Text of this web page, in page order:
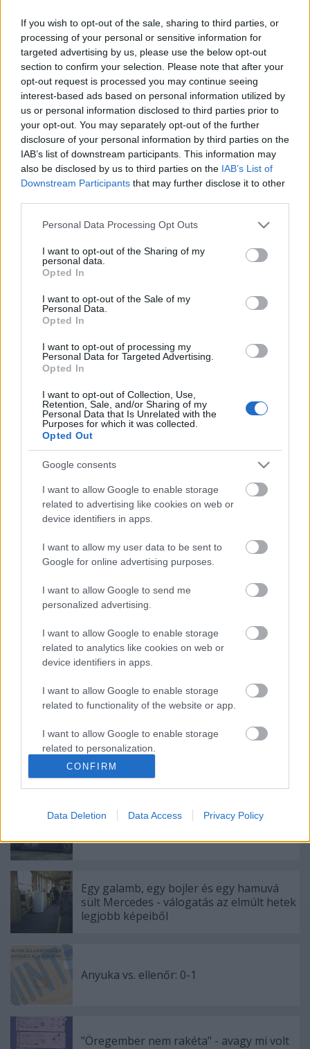
If you wish to opt-out of the sale, sharing to third parties, or
processing of your personal or sensitive information for
targeted advertising by us, please use the below opt-out
section to confirm your selection. Please note that after your
opt-out request is processed you may continue seeing
interest-based ads based on personal information utilized by
us or personal information disclosed to third parties prior to
your opt-out. You may separately opt-out of the further
disclosure of your personal information by third parties on the
IAB’s list of downstream participants. This information may
also be disclosed by us to third parties on the IAB’s List of
Downstream Participants that may further disclose it to other
Please note that this website/app uses one or more Google
not limited to your visit or usage behaviour. You may click to
grant or deny consent to Google and its third-party tags to
use your data for below specified purposes in below Google
consent section.
Personal Data Processing Opt Outs
I want to opt-out of the Sharing of my
personal data.
Opted In
I want to opt-out of the Sale of my
Personal Data.
Opted In
I want to opt-out of processing my
Personal Data for Targeted Advertising.
Opted In
I want to opt-out of Collection, Use,
Retention, Sale, and/or Sharing of my
Personal Data that Is Unrelated with the
Purposes for which it was collected.
Opted Out
Google consents
I want to allow Google to enable storage
related to advertising like cookies on web or
device identifiers in apps.
I want to allow my user data to be sent to
Google for online advertising purposes.
I want to allow Google to send me
personalized advertising.
I want to allow Google to enable storage
related to analytics like cookies on web or
device identifiers in apps.
I want to allow Google to enable storage
related to functionality of the website or app.
I want to allow Google to enable storage
related to personalization.
I want to allow Google to enable storage
related to security, including authentication
user protection.
CONFIRM
Data Deletion Data Access Privacy Policy
Nevetségesnek tartjuk, hogy míg az
agglomerációs járaton az utasok is a BKK
bérletével tudnak utazni, addig
mi, dolgozók nem kapunk a BKK-tól utazási
igazolványt, mint egykor a BKV-
nál. Cafetériából pedig nem érdemes BKK-
bérletet kérni, mert az több mint 14 ezer
Annyit sem érdemlünk meg, hogy ha már a
családunk nem is, de legalább mi, ottani
dolgozók megkapjuk a BKK-s utazási
igazolványt? Az ellenőrt kicsit sem
érdekelte, hogy én fogom a kollégát
leváltani, és ugyanezt a buszt a következő
műszakban én fogom vezetni. Egyszerűen
elkérte a papírjaimat és kaptam egy 16 ezer
forintos sárga csekket.
Igazságtalannak és nevetségesnek tartom,
hogy a saját kollégám büntetett meg, és a 16
ezer forintos büntetést sem fogja kifizetni
helyettem senki. Ez egy drága nap volt...
Címkék:ellenőr agglomeráció szabadjegy BKK Volánbusz
Ajánlott bejegyzések:
Egy galamb, egy bojler és egy hamuvá
sült Mercedes - válogatás az elmúlt hetek
legjobb képeiből
Anyuka vs. ellenőr: 0-1
"Öregember nem rakéta" - avagy mi volt